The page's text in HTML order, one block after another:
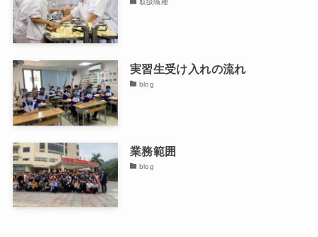
取扱職種
実習生受け入れの流れ
blog
業務範囲
blog